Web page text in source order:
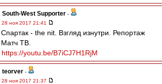
South-West Supporter -
28 ноя 2017 21:41
Спартак - the nit. Взгляд изнутри. Репортаж
Матч ТВ.
https://youtu.be/B7iCJ7H1RjM
teorver -
28 ноя 2017 21:37